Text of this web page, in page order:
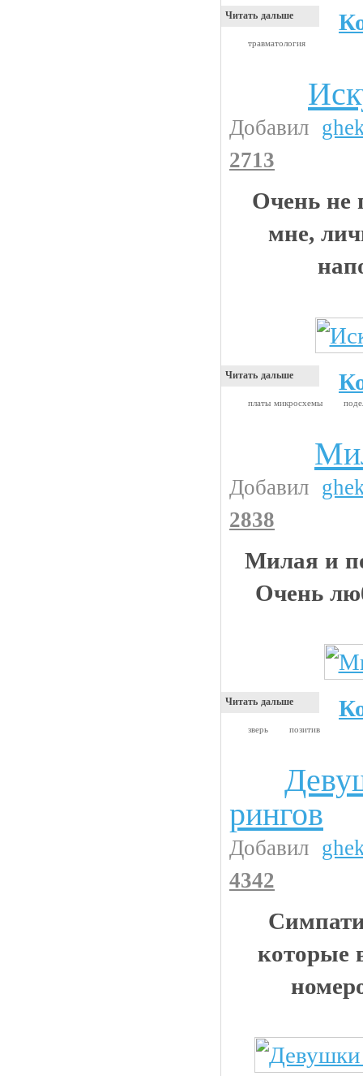
Читать дальше
травматология
Добавил
2713
Очень не
мне,
Читать дальше
платы микросхемы
Добавил
2838
Милая и
Очень
Читать дальше
зверь позитив
рингов
Добавил
4342
которые